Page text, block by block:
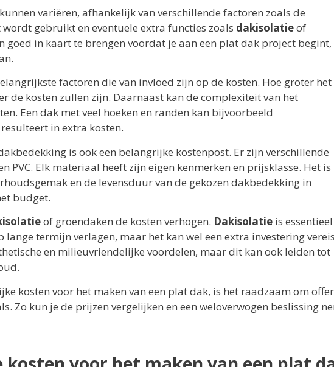
variëren, afhankelijk van verschillende factoren zoals de
gebruikt en eventuele extra functies zoals dakisolatieof
goed in kaart te brengen voordat je aan een plat dak project begint,
factoren die van invloed zijn op de kosten. Hoe groter het
de kosten zullen zijn. Daarnaast kan de complexiteit van het
Een dak met veel hoeken en randen kan bijvoorbeeld
in extra kosten.
is ook een belangrijke kostenpost. Er zijn verschillende
PVC. Elk materiaal heeft zijn eigen kenmerken en prijsklasse. Het is
en de levensduur van de gekozen dakbedekking in
budget.
of groendaken de kosten verhogen. Dakisolatie is essentieel
termijn verlagen, maar het kan wel een extra investering
en milieuvriendelijke voordelen, maar dit kan ook leiden tot
kosten voor het maken van een plat dak, is het raadzaam om
Zo kun je de prijzen vergelijken en een weloverwogen beslissing